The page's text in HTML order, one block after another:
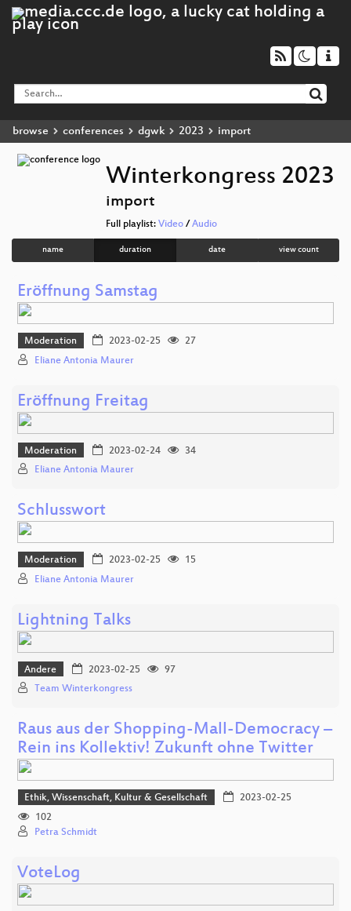
browse conferences dgwk 2023 import
Winterkongress 2023
import
Full playlist: Video / Audio
name duration date view count
Eröffnung Samstag
Moderation 2023-02-25
27
Eliane Antonia Maurer
Eröffnung Freitag
Moderation 2023-02-24
34
Eliane Antonia Maurer
Schlusswort
Moderation 2023-02-25
15
Eliane Antonia Maurer
Lightning Talks
Andere 2023-02-25
97
Team Winterkongress
Raus aus der Shopping-Mall-Democracy –
Rein ins Kollektiv! Zukunft ohne Twitter
Ethik, Wissenschaft, Kultur & Gesellschaft
2023-02-25
102
Petra Schmidt
VoteLog